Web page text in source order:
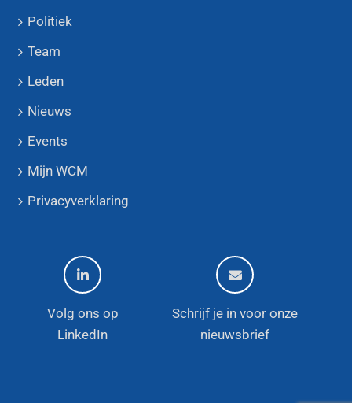
Politiek
Team
Leden
Nieuws
Events
Mijn WCM
Privacyverklaring
Volg ons op
LinkedIn
Schrijf je in voor onze
nieuwsbrief